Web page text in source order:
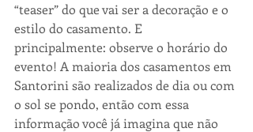
“teaser” do que vai ser a decoração e o
estilo do casamento. E
principalmente: observe o horário do
evento! A maioria dos casamentos em
Santorini são realizados de dia ou com
o sol se pondo, então com essa
informação você já imagina que não